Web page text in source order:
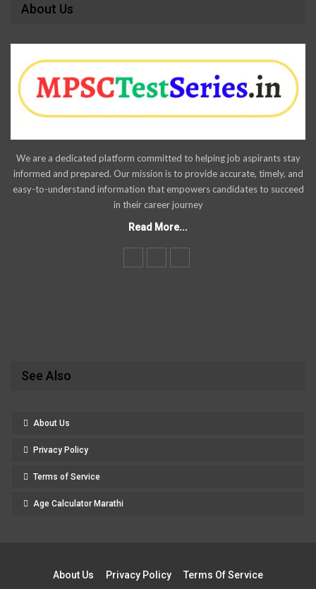
About Us
We are a dedicated platform committed to helping job aspirants stay
informed and prepared. Our mission is to provide accurate, timely, and
easy-to-understand information that empowers candidates to succeed
in their career journey
Read More...
See Also
About Us
Privacy Policy
Terms of Service
Age Calculator Marathi
About Us Privacy Policy Terms Of Service